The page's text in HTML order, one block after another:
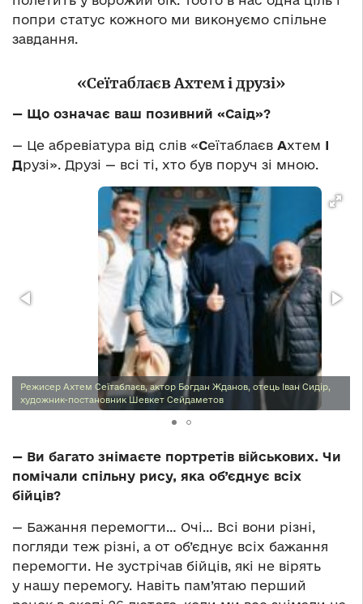
попри статус кожного ми виконуємо спільне
завдання.
«Сеїтаблаєв Ахтем і друзі»
— Що означає ваш позивний «Саід»?
— Це абревіатура від слів «Сеїтаблаєв Ахтем І
Друзі». Друзі — всі ті, хто був поруч зі мною.
Режисер Ахтем Сеїтаблаєв, актор Богдан Жданов, отець Іван Сидір,
художник-постановник Шевкет Сейдаметов
— Ви багато знімаєте портретів військових. Чи
помічали спільну рису, яка об’єднує всіх
бійців?
— Бажання перемогти… Очі… Всі вони різні,
погляди теж різні, а от об’єднує всіх бажання
перемогти. Не зустрічав бійців, які не вірять
у нашу перемогу. Навіть пам’ятаю перший